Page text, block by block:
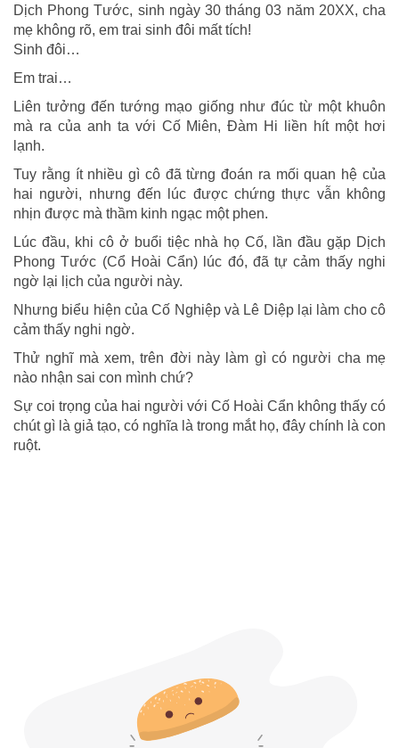
Dịch Phong Tước, sinh ngày 30 tháng 03 năm 20XX, cha
mẹ không rõ, em trai sinh đôi mất tích!
Sinh đôi…
Em trai…
Liên tưởng đến tướng mạo giống như đúc từ một khuôn
mà ra của anh ta với Cố Miên, Đàm Hi liền hít một hơi
lạnh.
Tuy rằng ít nhiều gì cô đã từng đoán ra mối quan hệ của
hai người, nhưng đến lúc được chứng thực vẫn không
nhịn được mà thầm kinh ngạc một phen.
Lúc đầu, khi cô ở buổi tiệc nhà họ Cố, lần đầu gặp Dịch
Phong Tước (Cổ Hoài Cẩn) lúc đó, đã tự cảm thấy nghi
ngờ lại lịch của người này.
Nhưng biểu hiện của Cố Nghiệp và Lê Diệp lại làm cho cô
cảm thấy nghi ngờ.
Thử nghĩ mà xem, trên đời này làm gì có người cha mẹ
nào nhận sai con mình chứ?
Sự coi trọng của hai người với Cố Hoài Cẩn không thấy có
chút gì là giả tạo, có nghĩa là trong mắt họ, đây chính là con
ruột.